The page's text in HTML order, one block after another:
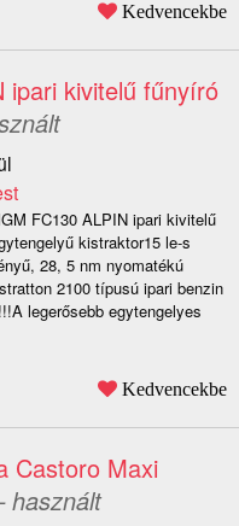
Kedvencekbe
ipari kivitelű fűnyíró
FC130 ALPIN ipari kivitelű
kistraktor15 le-s
28, 5 nm nyomatékú
2100 típusú ipari benzin
legerősebb egytengelyes
Kedvencekbe
Castoro Maxi
használt